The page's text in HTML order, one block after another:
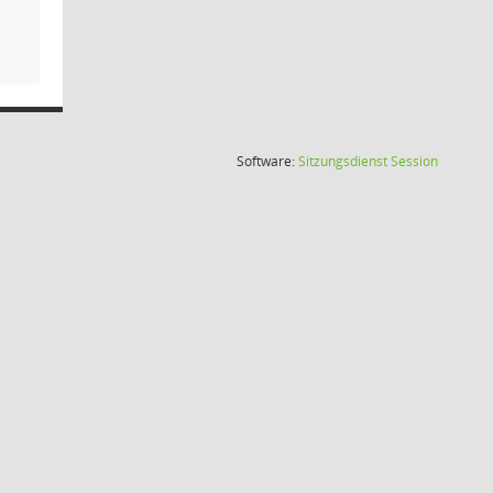
Software:SitzungsdienstSession(Wird in